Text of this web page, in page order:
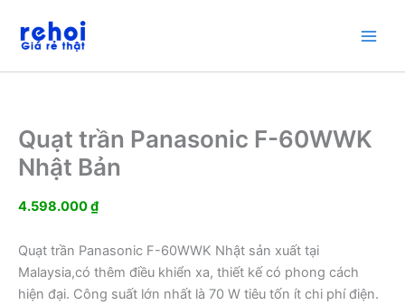
dung
Quạt trần Panasonic F-60WWK
Nhật Bản
4.598.000₫
Quạt trần Panasonic F-60WWK Nhật sản xuất tại
Malaysia,có thêm điều khiển xa, thiết kế có phong cách
hiện đại. Công suất lớn nhất là 70 W tiêu tốn ít chi phí điện.